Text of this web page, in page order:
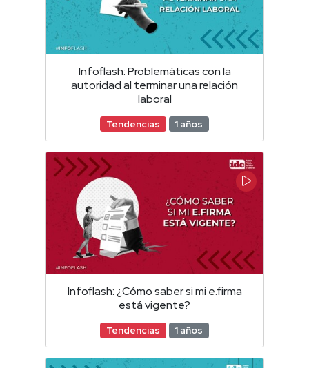
Infoflash: Problemáticas con la
autoridad al terminar una relación
laboral
Tendencias 1 años
Infoflash: ¿Cómo saber si mi e.firma
está vigente?
Tendencias 1 años